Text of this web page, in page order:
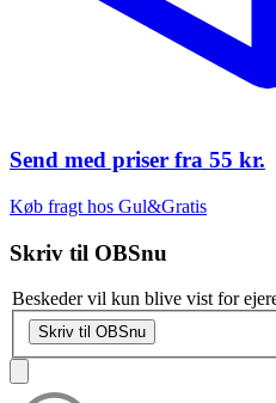
Send med priser fra 55 kr.
Køb fragt hos Gul&Gratis
Skriv til OBSnu
Beskeder vil kun blive vist for
Skriv til OBSnu